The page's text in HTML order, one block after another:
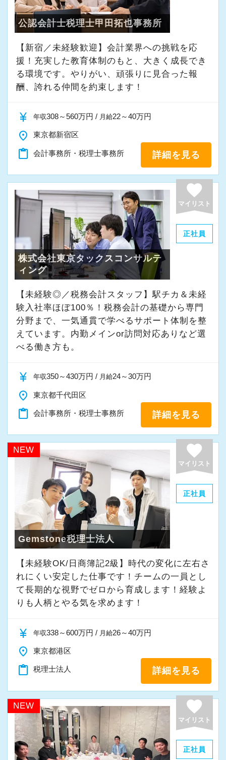
す。
興味を持たれた方はぜひご応募ください！
また、経験やスキルに応じて徐々に担当する業
将来的には申告書レビューなど、専門性を高め
られる業務にも携わることが可能です。
どこでも通用する実務スキルを身につけなが
★
当事務所では、職員同士が協力しながら気持ち
経験やスキルももちろん重要ですが、それ以上
に周囲への思いやりや感謝の気持ちを持ち、誠
実に仕事へ向き合える方と一緒に働きたいと考
えています。
・素直な姿勢で新しいことを学べる方
・周囲と協力しながら業務を進められる方
・お客様や仲間に対して誠実に対応できる方
・成長意欲を持ち、前向きにチャレンジできる
方
また、当事務所ではDX化や業務改善などにも積
「まずはやってみる」
「新しいことにも前向きに挑戦してみる」
そんな姿勢をお持ちの方であれば、経験を活か
しながらさらに成長できる環境です。
一緒に学び、成長しながら、お客様のお役に立
てる仕事をしていきませんか。
★事務所の理念★
～事業の発展に寄与するために、公正で健全な
会計・税務を通じて、貢献できる価値を提供
～
当事務所では、経営者やそこで働く社員の皆さ
まがより良い未来を実現できるよう、日々業務
を感じながら、安心して長く働ける事務所であ
りたいと考えています。
私たちと一緒に成長しながら働いてみません
か。
ご応募をお待ちしております！
公認会計士税理士甲田拓也事務所
【新宿／未経験歓迎】会計業界への挑戦を応
援！充実した教育体制のもと、大きく成長でき
る環境です。やりがい、頑張りに見合った報
酬、誇れる仲間を約束します！
currency_yen 年収308～560万円 / 月給22～40万円
place 東京都新宿区
content_paste 会計事務所・税理士事務所 詳細を見る
favorite
マイリスト
正社員
株式会社東京タックスコンサルテ
ィング
【未経験◎／税務会計スタッフ】駅チカ＆未経
験入社率ほぼ100％！税務会計の基礎から専門
分野まで、一気通貫で学べるサポート体制を整
えています。内勤メインor訪問対応ありなど選
べる働き方も。
currency_yen 年収350～430万円 / 月給24～30万円
place 東京都千代田区
content_paste 会計事務所・税理士事務所 詳細を見る
NEW favorite
マイリスト
正社員
Gemstone税理士法人
【未経験OK/日商簿記2級】時代の変化に左右さ
れにくい安定した仕事です！チームの一員とし
て⻑期的な視野でゼロから育成します！経験よ
りも人柄とやる気を求めます！
currency_yen 年収338～600万円 / 月給26～40万円
place 東京都港区
content_paste 税理士法人 詳細を見る
NEW favorite
マイリスト
正社員